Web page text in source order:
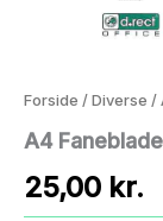
Forside / Diverse /
A4
25,00 kr.